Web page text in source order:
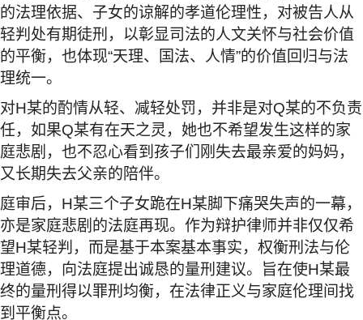
的法理依据、子女的谅解的孝道伦理性，对被告人从
轻判处有期徒刑，以彰显司法的人文关怀与社会价值
的平衡，也体现“天理、国法、人情”的价值回归与法
理统一。
对H某的酌情从轻、减轻处罚，并非是对Q某的不负责
任，如果Q某有在天之灵，她也不希望发生这样的家
庭悲剧，也不忍心看到孩子们刚失去最亲爱的妈妈，
又长期失去父亲的陪伴。
庭审后， H某三个子女跪在H某脚下痛哭失声的一幕，
亦是家庭悲剧的法庭再现。作为辩护律师并非仅仅希
望H某轻判，而是基于本案基本事实，权衡刑法与伦
理道德，向法庭提出诚恳的量刑建议。旨在使H某最
终的量刑得以罪刑均衡，在法律正义与家庭伦理间找
到平衡点。